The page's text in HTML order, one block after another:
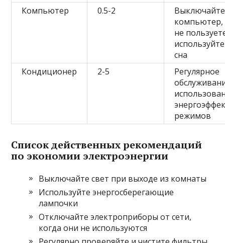
Компьютер
0.5-2
Выключайте
компьютер,
не
сна
Кондиционер
2-5
Регулярное
режимов
Список действенных рекомендаций
по экономии электроэнергии
Выключайте свет при выходе из комнаты
Используйте энергосберегающие
лампочки
Отключайте электроприборы от сети,
когда они не используются